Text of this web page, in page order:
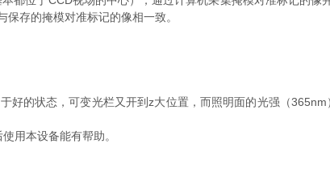
存的掩模对准标记的像相一致。
的状态，可变光栏又开到z大位置，而照明面的光强（365nm
用本设备能有帮助。